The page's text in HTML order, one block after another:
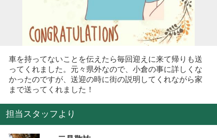
車を持ってないことを伝えたら毎回迎えに来て帰りも送
ってくれました。元々県外なので、小倉の事に詳しくな
かったのですが、送迎の時に街の説明してくれながら家
まで送ってくれました！
担当スタッフより